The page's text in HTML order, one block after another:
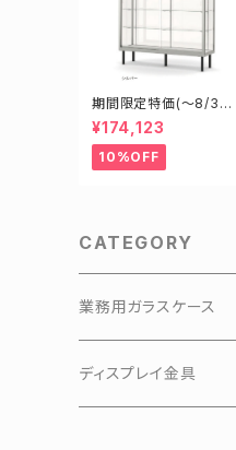
期間限定特価(～8/31)
H15608S W1500D6
00H1800mm 新型業
務用ガラスケース ショ
ーケース
¥174,123
10%OFF
CATEGORY
業務用ガラスケース
KKKアルミアップケース
ディスプレイ金具